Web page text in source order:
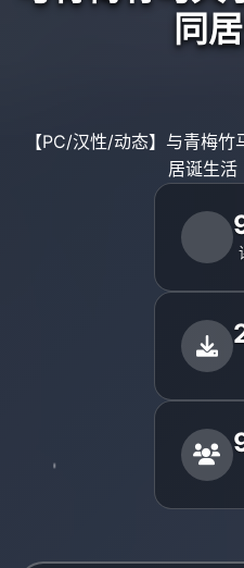
同
【PC/汉性/动态】与青梅
居诞生活